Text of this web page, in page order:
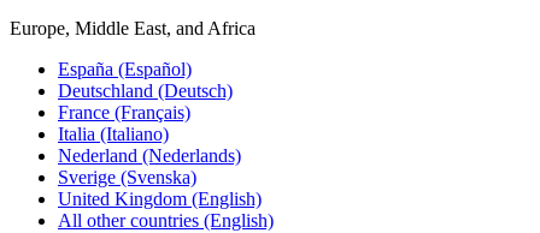
Europe, Middle East, and Africa
España (Español)
Deutschland (Deutsch)
France (Français)
Italia (Italiano)
Nederland (Nederlands)
Sverige (Svenska)
United Kingdom (English)
All other countries (English)